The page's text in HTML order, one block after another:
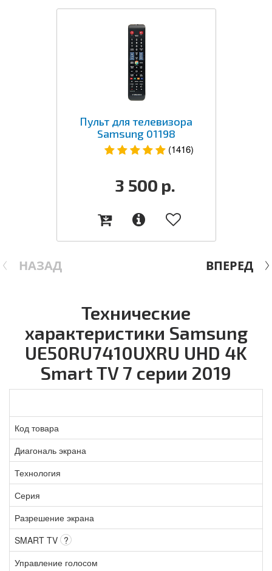
НАЗАД
Пульт для телевизора
Samsung 01198
(1416)
3 500 р.
ВПЕРЕД
Технические
характеристики Samsung
UE50RU7410UXRU UHD 4K
Smart TV 7 серии 2019
Код товара
Диагональ экрана
Технология
Серия
Разрешение экрана
SMART TV ?
Управление голосом